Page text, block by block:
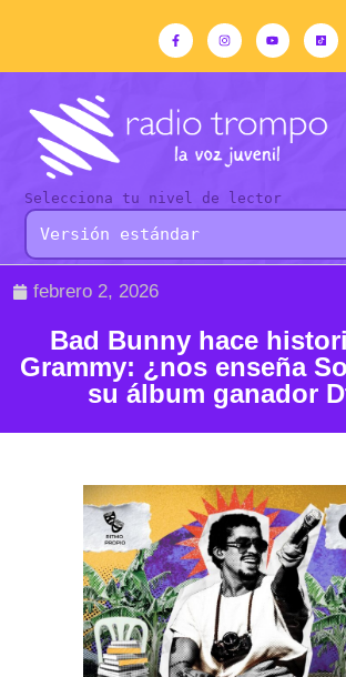
Selecciona tu nivel de lector
febrero 2, 2026
Bad Bunny hace
Grammy: ¿nos enseña
su álbum ganador